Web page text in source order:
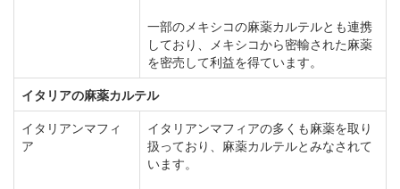
一部のメキシコの麻薬カルテルとも連携
しており、メキシコから密輸された麻薬
を密売して利益を得ています。
イタリアの麻薬カルテル
イタリアンマフィ
ア
イタリアンマフィアの多くも麻薬を取り
扱っており、麻薬カルテルとみなされて
います。